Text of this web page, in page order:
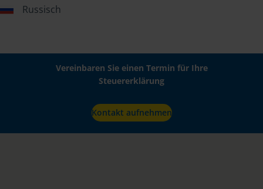
Russisch
Vereinbaren Sie einen Termin für Ihre
Steuererklärung
Kontakt aufnehmen